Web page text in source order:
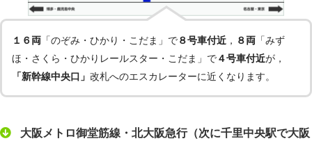
１６両 「のぞみ・ひかり・こだま」で８号車付近 ， ８両 「みず
ほ・さくら・ひかりレールスター・こだま」で４号車付近が，
「新幹線中央口」改札へのエスカレーターに近くなります。
大阪メトロ御堂筋線・北大阪急行（次に千里中央駅で大阪